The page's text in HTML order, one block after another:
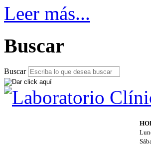
Leer más...
Buscar
Buscar